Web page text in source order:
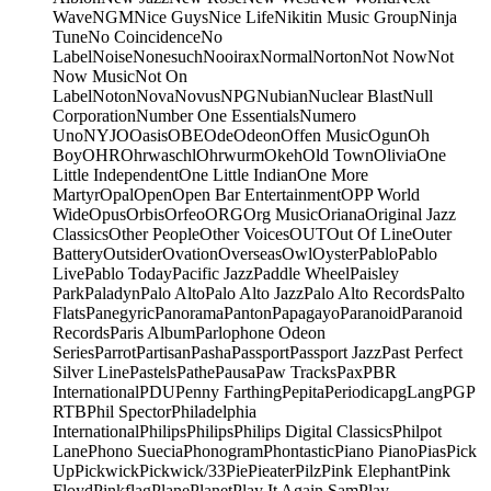
WaveNGMNice GuysNice LifeNikitin Music GroupNinja
TuneNo CoincidenceNo
LabelNoiseNonesuchNooiraxNormalNortonNot NowNot
Now MusicNot On
LabelNotonNovaNovusNPGNubianNuclear BlastNull
CorporationNumber One EssentialsNumero
UnoNYJOOasisOBEOdeOdeonOffen MusicOgunOh
BoyOHROhrwaschlOhrwurmOkehOld TownOliviaOne
Little IndependentOne Little IndianOne More
MartyrOpalOpenOpen Bar EntertainmentOPP World
WideOpusOrbisOrfeoORGOrg MusicOrianaOriginal Jazz
ClassicsOther PeopleOther VoicesOUTOut Of LineOuter
BatteryOutsiderOvationOverseasOwlOysterPabloPablo
LivePablo TodayPacific JazzPaddle WheelPaisley
ParkPaladynPalo AltoPalo Alto JazzPalo Alto RecordsPalto
FlatsPanegyricPanoramaPantonPapagayoParanoidParanoid
RecordsParis AlbumParlophone Odeon
SeriesParrotPartisanPashaPassportPassport JazzPast Perfect
Silver LinePastelsPathePausaPaw TracksPaxPBR
InternationalPDUPenny FarthingPepitaPeriodicapgLangPGP
RTBPhil SpectorPhiladelphia
InternationalPhilipsPhilipsPhilips Digital ClassicsPhilpot
LanePhono SueciaPhonogramPhontasticPiano PianoPiasPick
UpPickwickPickwick/33PiePieaterPilzPink ElephantPink